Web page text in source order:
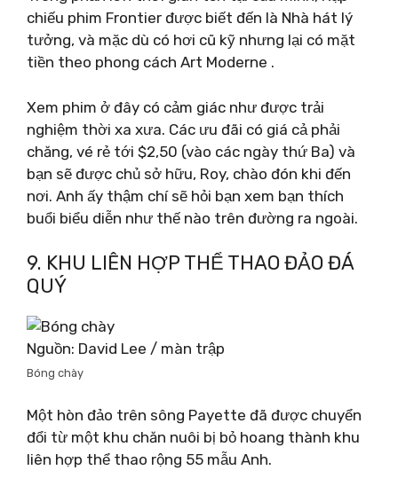
chiếu phim Frontier được biết đến là Nhà hát lý
tưởng, và mặc dù có hơi cũ kỹ nhưng lại có mặt
tiền theo phong cách Art Moderne .
Xem phim ở đây có cảm giác như được trải
nghiệm thời xa xưa. Các ưu đãi có giá cả phải
chăng, vé rẻ tới $2,50 (vào các ngày thứ Ba) và
bạn sẽ được chủ sở hữu, Roy, chào đón khi đến
nơi. Anh ấy thậm chí sẽ hỏi bạn xem bạn thích
buổi biểu diễn như thế nào trên đường ra ngoài.
9. KHU LIÊN HỢP THỂ THAO ĐẢO ĐÁ
QUÝ
Nguồn: David Lee / màn trập
Bóng chày
Một hòn đảo trên sông Payette đã được chuyển
đổi từ một khu chăn nuôi bị bỏ hoang thành khu
liên hợp thể thao rộng 55 mẫu Anh.